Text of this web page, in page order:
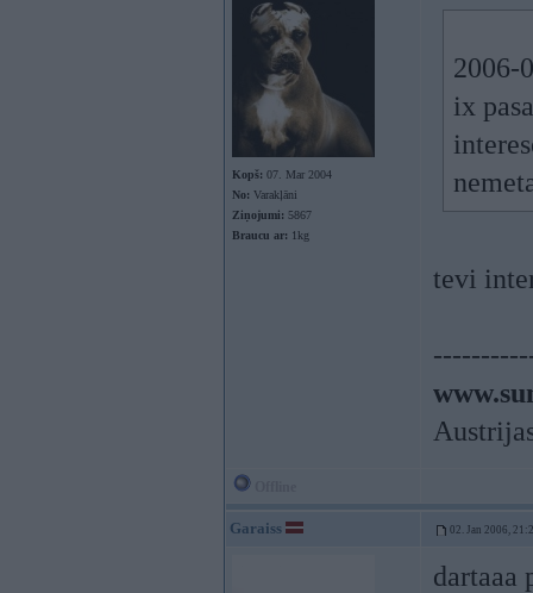
Kopš: 07. Mar 2004
No: Varakļāni
Ziņojumi: 5867
Braucu ar: 1kg
2006-
ix
tevi
Garaiss 02. Jan 2006,
dartaaa